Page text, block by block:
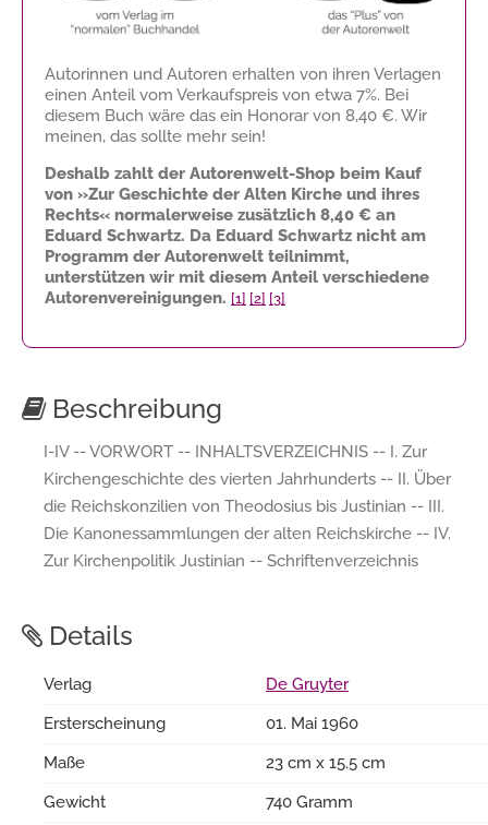
Autorinnen und Autoren erhalten von ihren Verlagen
einen Anteil vom Verkaufspreis von etwa 7%. Bei
diesem Buch wäre das ein Honorar von 8,40 €. Wir
meinen, das sollte mehr sein!
Deshalb zahlt der Autorenwelt-Shop beim Kauf
von »Zur Geschichte der Alten Kirche und ihres
Rechts« normalerweise zusätzlich 8,40 € an
Eduard Schwartz. Da Eduard Schwartz nicht am
Programm der Autorenwelt teilnimmt,
unterstützen wir mit diesem Anteil verschiedene
Autorenvereinigungen. [1] [2] [3]
Beschreibung
I-IV -- VORWORT -- INHALTSVERZEICHNIS -- I. Zur
Kirchengeschichte des vierten Jahrhunderts -- II. Über
die Reichskonzilien von Theodosius bis Justinian -- III.
Die Kanonessammlungen der alten Reichskirche -- IV.
Zur Kirchenpolitik Justinian -- Schriftenverzeichnis
Details
Verlag
De Gruyter
Ersterscheinung
01. Mai 1960
Maße
23 cm x 15.5 cm
Gewicht
740 Gramm